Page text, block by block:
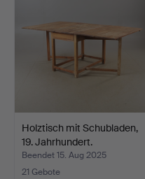
Holztisch mit Schubladen,
19. Jahrhundert.
Beendet 15. Aug 2025
21 Gebote